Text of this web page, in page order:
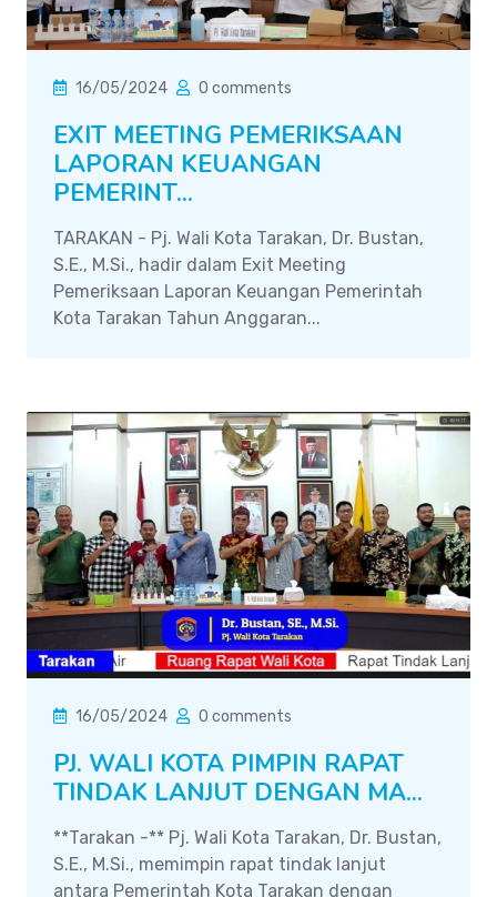
16/05/2024 0 comments
EXIT MEETING PEMERIKSAAN
LAPORAN KEUANGAN
PEMERINT...
TARAKAN - Pj. Wali Kota Tarakan, Dr. Bustan,
S.E., M.Si., hadir dalam Exit Meeting
Pemeriksaan Laporan Keuangan Pemerintah
Kota Tarakan Tahun Anggaran...
16/05/2024 0 comments
PJ. WALI KOTA PIMPIN RAPAT
TINDAK LANJUT DENGAN MA...
**Tarakan -** Pj. Wali Kota Tarakan, Dr. Bustan,
S.E., M.Si., memimpin rapat tindak lanjut
antara Pemerintah Kota Tarakan dengan